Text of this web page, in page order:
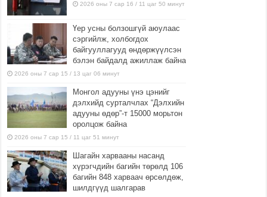
2026 оны 7 сар 16 / 11 цаг 50 минут
Үер усны болзошгүй аюулаас
сэргийлж, холбогдох
байгууллагууд өндөржүүлсэн
бэлэн байдалд ажиллаж байна
2026 оны 7 сар 15 / 13 цаг 06 минут
Монгол адууны үнэ цэнийг
дэлхийд сурталчлах “Дэлхийн
адууны өдөр”-т 15000 морьтон
оролцож байна
2026 оны 7 сар 15 / 11 цаг 51 минут
Шагайн харвааны насанд
хүрэгчдийн багийн төрөлд 106
багийн 848 харваач өрсөлдөж,
шилдгүүд шалгарав